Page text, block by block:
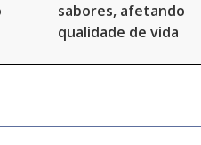
sabores, afetando
qualidade de vida